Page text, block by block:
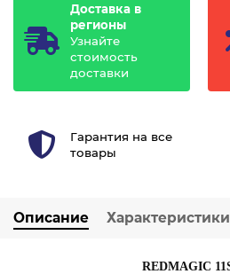
Доставка в
регионы
Узнайте
стоимость
доставки
Гарантия на все
товары
Описание Характеристики
REDMAGIC